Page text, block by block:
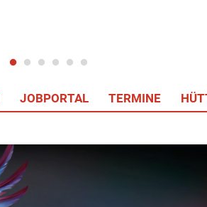
JOBPORTAL TERMINE